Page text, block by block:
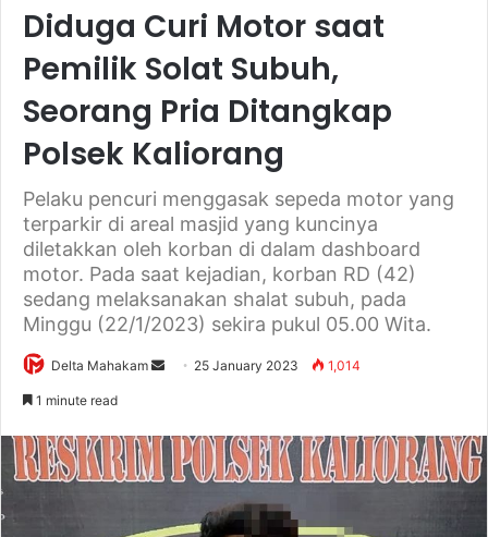
Diduga Curi Motor saat
Pemilik Solat Subuh,
Seorang Pria Ditangkap
Polsek Kaliorang
Pelaku pencuri menggasak sepeda motor yang
terparkir di areal masjid yang kuncinya
diletakkan oleh korban di dalam dashboard
motor. Pada saat kejadian, korban RD (42)
sedang melaksanakan shalat subuh, pada
Minggu (22/1/2023) sekira pukul 05.00 Wita.
Delta Mahakam
d
e
25 January 2023 1,014
1 minute read